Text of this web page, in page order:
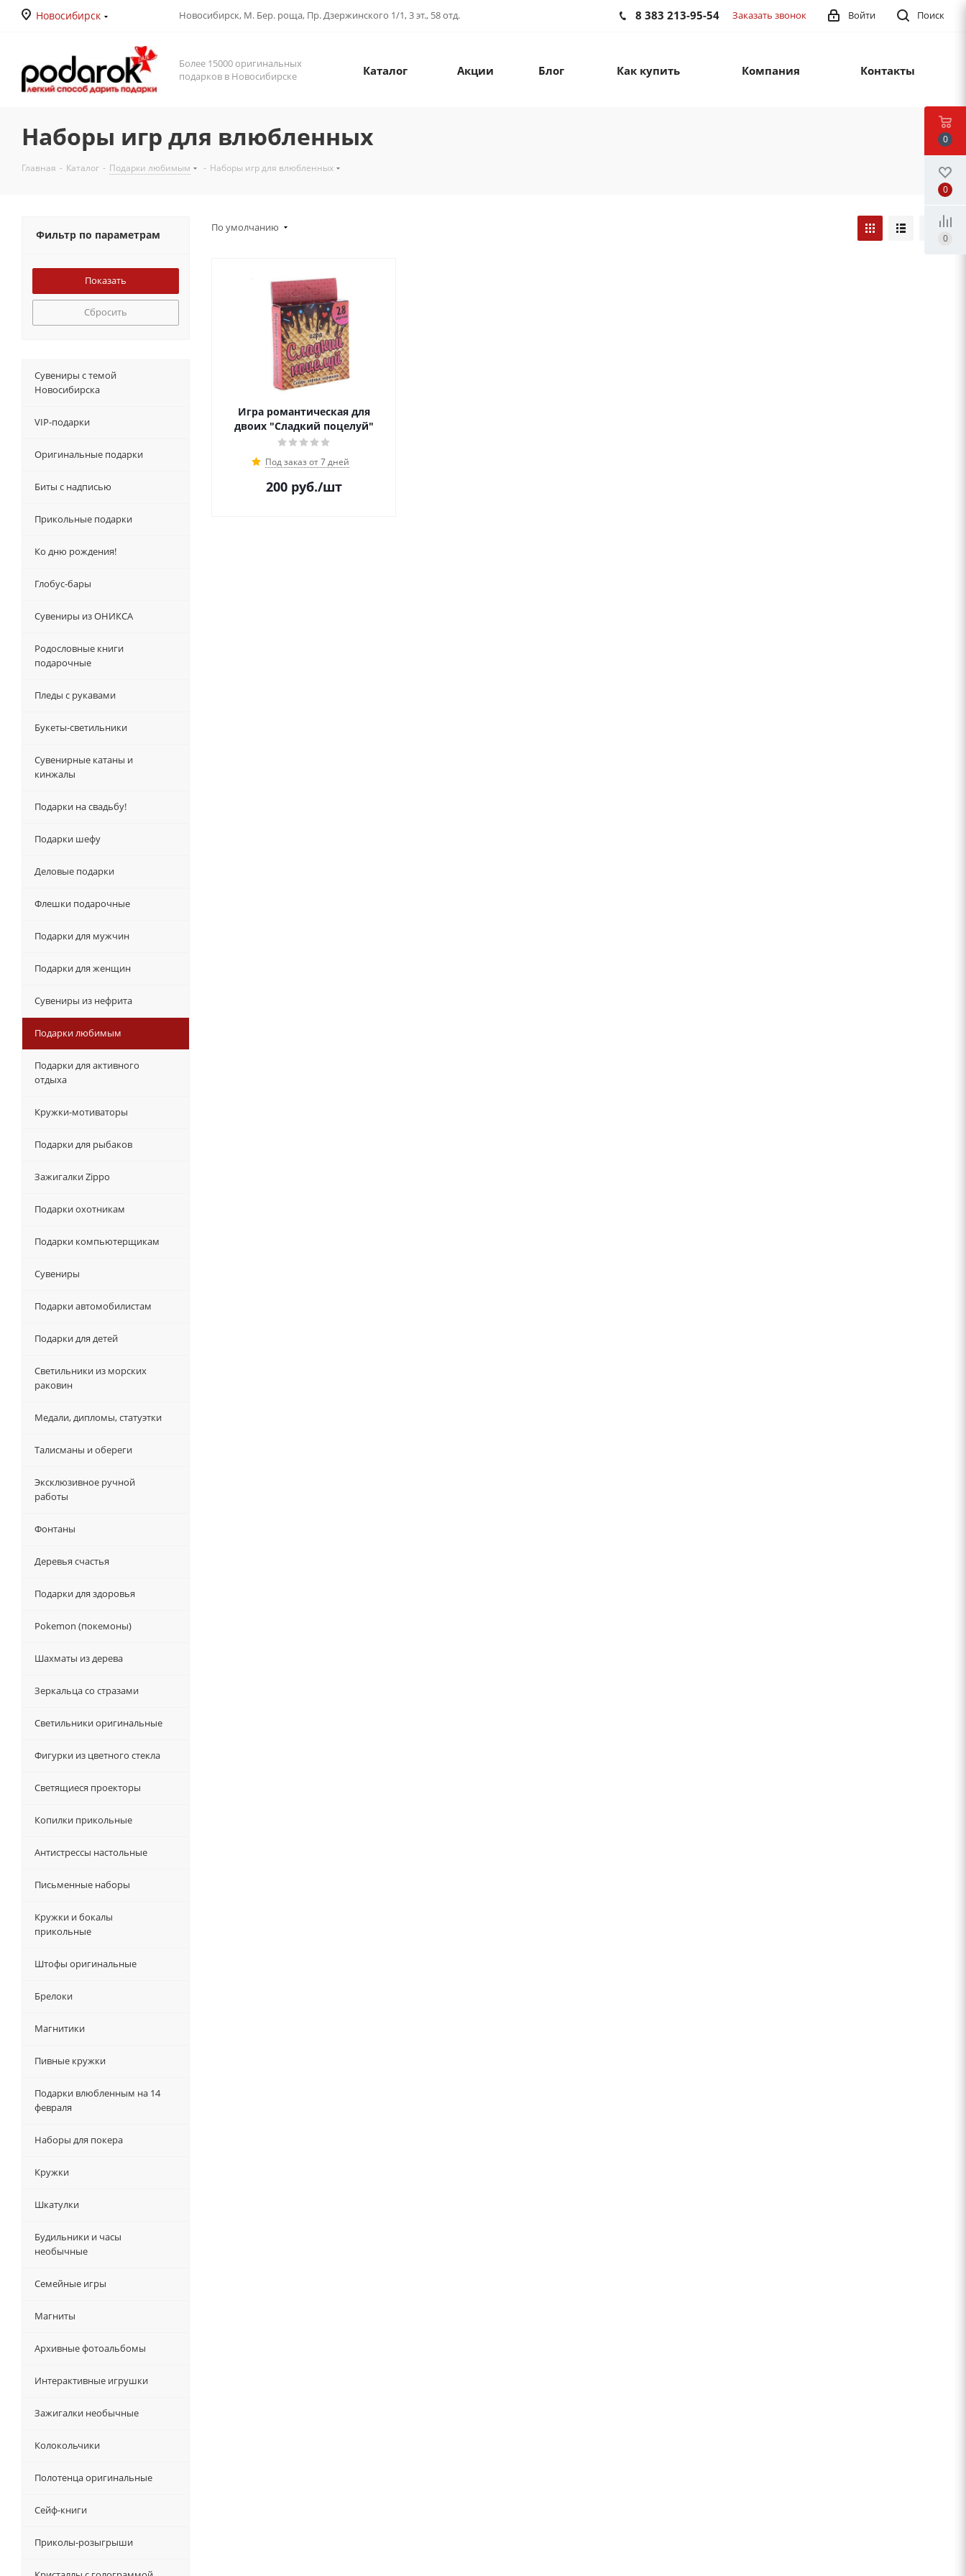
Новосибирск Новосибирск, М. Бер. роща, Пр. Дзержинского 1/1, 3 эт., 58 отд. Поиск
Войти
8 383 213-95-54 Заказать звонок
Более 15000 оригинальных
подарков в Новосибирске
Каталог Акции Блог Как купить Компания Контакты
Наборы игр для влюбленных
Главная - Каталог - Подарки любимым - Наборы игр для влюбленных
По умолчанию
Игра романтическая для
двоих "Сладкий поцелуй"
Под заказ от 7 дней
200 руб./шт
Фильтр по параметрам
Сбросить
Сувениры с темой
Новосибирска
VIP-подарки
Оригинальные подарки
Биты с надписью
Прикольные подарки
Ко дню рождения!
Глобус-бары
Сувениры из ОНИКСА
Родословные книги
подарочные
Пледы с рукавами
Букеты-светильники
Сувенирные катаны и
кинжалы
Подарки на свадьбу!
Подарки шефу
Деловые подарки
Флешки подарочные
Подарки для мужчин
Подарки для женщин
Сувениры из нефрита
Подарки любимым
Подарки для активного
отдыха
Кружки-мотиваторы
Подарки для рыбаков
Зажигалки Zippo
Подарки охотникам
Подарки компьютерщикам
Сувениры
Подарки автомобилистам
Подарки для детей
Светильники из морских
раковин
Медали, дипломы, статуэтки
Талисманы и обереги
Эксклюзивное ручной
работы
Фонтаны
Деревья счастья
Подарки для здоровья
Pokemon (покемоны)
Шахматы из дерева
Зеркальца со стразами
Светильники оригинальные
Фигурки из цветного стекла
Светящиеся проекторы
Копилки прикольные
Антистрессы настольные
Письменные наборы
Кружки и бокалы
прикольные
Штофы оригинальные
Брелоки
Магнитики
Пивные кружки
Подарки влюбленным на 14
февраля
Наборы для покера
Кружки
Шкатулки
Будильники и часы
необычные
Семейные игры
Магниты
Архивные фотоальбомы
Интерактивные игрушки
Зажигалки необычные
Колокольчики
Полотенца оригинальные
Сейф-книги
Приколы-розыгрыши
0
0
0